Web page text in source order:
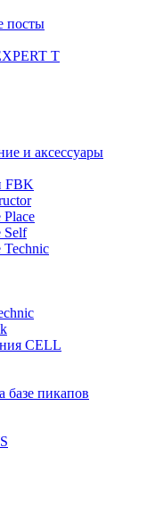
посты
T
и аксессуары
FBK
Self
CELL
базе пикапов